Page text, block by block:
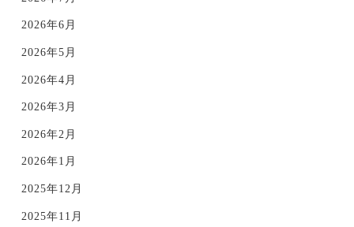
2026年6月
2026年5月
2026年4月
2026年3月
2026年2月
2026年1月
2025年12月
2025年11月